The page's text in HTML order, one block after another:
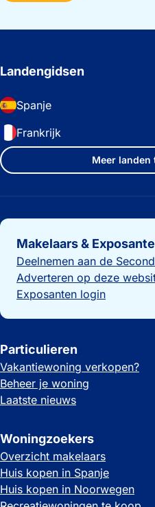
Landengidsen
Spanje
Frankrijk
Meer landen
Belangrijke links
Makelaars &
Deelnemen aan de
Adverteren op deze
Exposanten login
Particulieren
Vakantiewoning verkopen?
Beheer je woning
Laatste nieuws
Woningzoekers
Overzicht makelaars
Huis kopen in Spanje
Huis kopen in Noorwegen